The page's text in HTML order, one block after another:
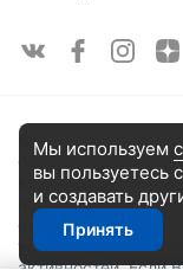
© 2005-2025. ИП
официальный сайт.
куки-файлы и
навигации, а
опыт,
услуг, повысить
Мы используем
вы пользуетесь
и создавать
Принять